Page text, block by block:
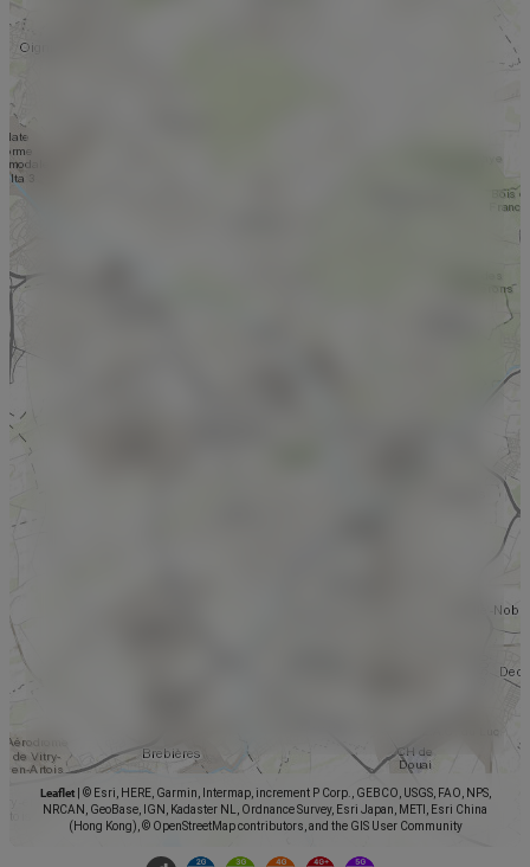
Leaflet
© Esri, HERE, Garmin, Intermap, increment P Corp., GEBCO, USGS, FAO, NPS,
NRCAN, GeoBase, IGN, Kadaster NL, Ordnance Survey, Esri Japan, METI, Esri China
(Hong Kong), © OpenStreetMap contributors, and the GIS User Community